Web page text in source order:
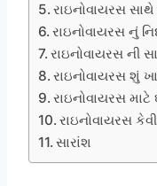
રાઇનોવાયરસ
રાઇનોવાયરસ નું
રાઇનોવાયરસ ની
રાઇનોવાયરસ શું
રાઇનોવાયરસ
રાઇનોવાયરસ
સારાંશ